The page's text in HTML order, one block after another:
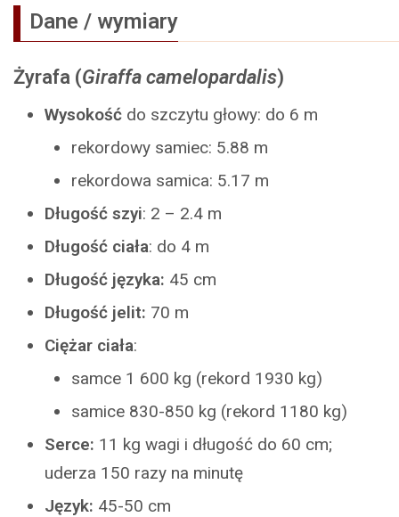
Dane / wymiary
Żyrafa (Giraffa camelopardalis)
Wysokość do szczytu głowy: do 6 m
rekordowy samiec: 5.88 m
rekordowa samica: 5.17 m
Długość szyi: 2 – 2.4 m
Długość ciała: do 4 m
Długość języka: 45 cm
Długość jelit: 70 m
Ciężar ciała:
samce 1 600 kg (rekord 1930 kg)
samice 830-850 kg (rekord 1180 kg)
Serce: 11 kg wagi i długość do 60 cm;
uderza 150 razy na minutę
Język: 45-50 cm